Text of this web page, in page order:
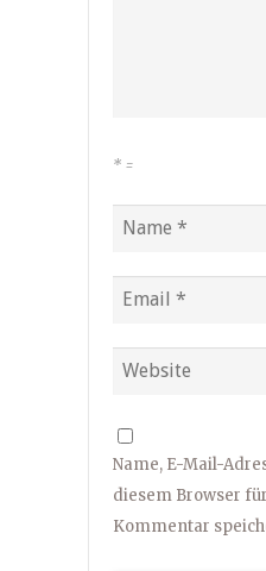
* =
Name, E-Mail-
diesem Browser
Kommentar